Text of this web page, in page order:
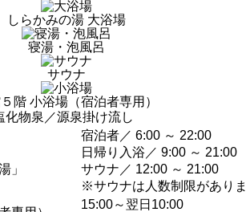
しらかみの湯 大浴場
寝湯・泡風呂
サウナ
階 小浴場（宿泊者専用）
化物泉／源泉掛け流し
」
宿泊者／ 6:00 ～ 22:00
日帰り入浴／ 9:00 ～ 21:00
サウナ／ 12:00 ～ 21:00
※サウナは人数制限がありま
15:00～翌日10:00